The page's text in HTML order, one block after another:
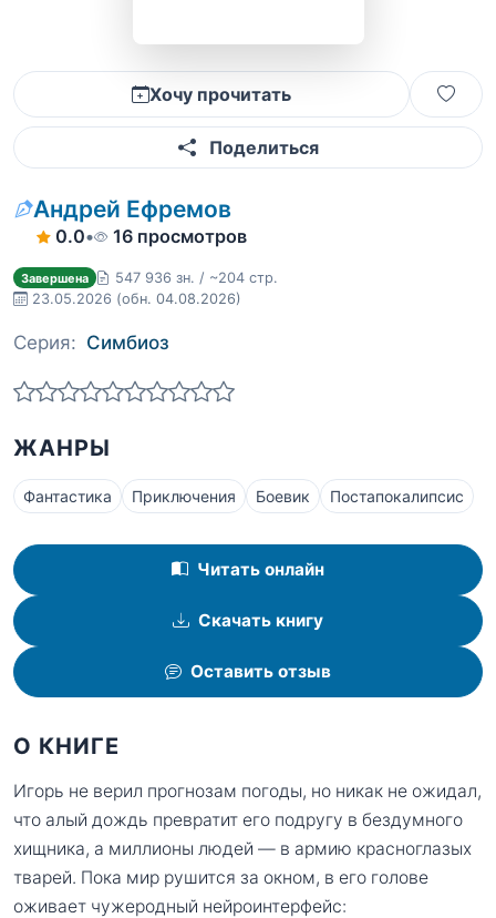
Хочу прочитать
Поделиться
Андрей Ефремов
0.0• 16 просмотров
Завершена
547 936 зн. / ~204 стр.
23.05.2026 (обн. 04.08.2026)
Серия: Симбиоз
ЖАНРЫ
Фантастика Приключения Боевик Постапокалипсис
Читать онлайн
Скачать книгу
Оставить отзыв
О КНИГЕ
Игорь не верил прогнозам погоды, но никак не ожидал,
что алый дождь превратит его подругу в бездумного
хищника, а миллионы людей — в армию красноглазых
тварей. Пока мир рушится за окном, в его голове
оживает чужеродный нейроинтерфейс: